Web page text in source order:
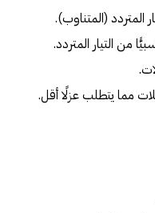
المتردد (المتناوب).
من التيار المتردد.
مما يتطلب عزلًا أقل.